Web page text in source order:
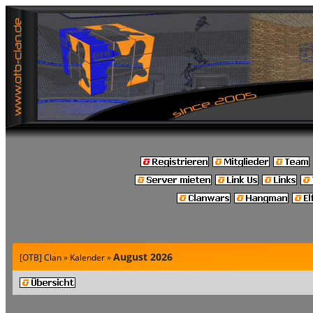
[OTB] Clan» Kalender»August 2026